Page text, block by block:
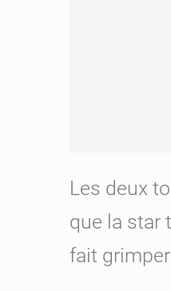
Les deux
que la star
fait